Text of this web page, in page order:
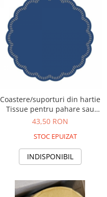
Coastere/suporturi din hartie
Tissue pentru pahare sau
cesti / albastru regal /
43,50 RON
STOC EPUIZAT
INDISPONIBIL